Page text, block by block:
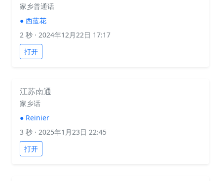
家乡普通话
● 西蓝花
2 秒 · 2024年12月22日 17:17
打开
江苏南通
家乡话
● Reinier
3 秒 · 2025年1月23日 22:45
打开